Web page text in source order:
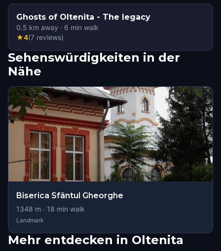
Ghosts of Oltenita - The legacy
0.5 km away · 6 min walk
★4(7 reviews)
Sehenswürdigkeiten in der
Nähe
Biserica Sfântul Gheorghe
1348 m · 18 min walk
Landmark
Mehr entdecken in Oltenita